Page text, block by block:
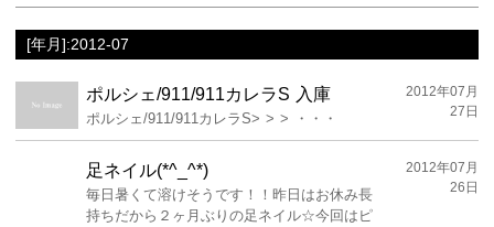
[年月]:2012-07
ポルシェ/911/911カレラS 入庫
ポルシェ/911/911カレラS> > > ・・・
2012年07月
27日
足ネイル(*^_^*)
毎日暑くて溶けそうです！！昨日はお休み長
持ちだから２ヶ月ぶりの足ネイル☆今回はピ
2012年07月
26日